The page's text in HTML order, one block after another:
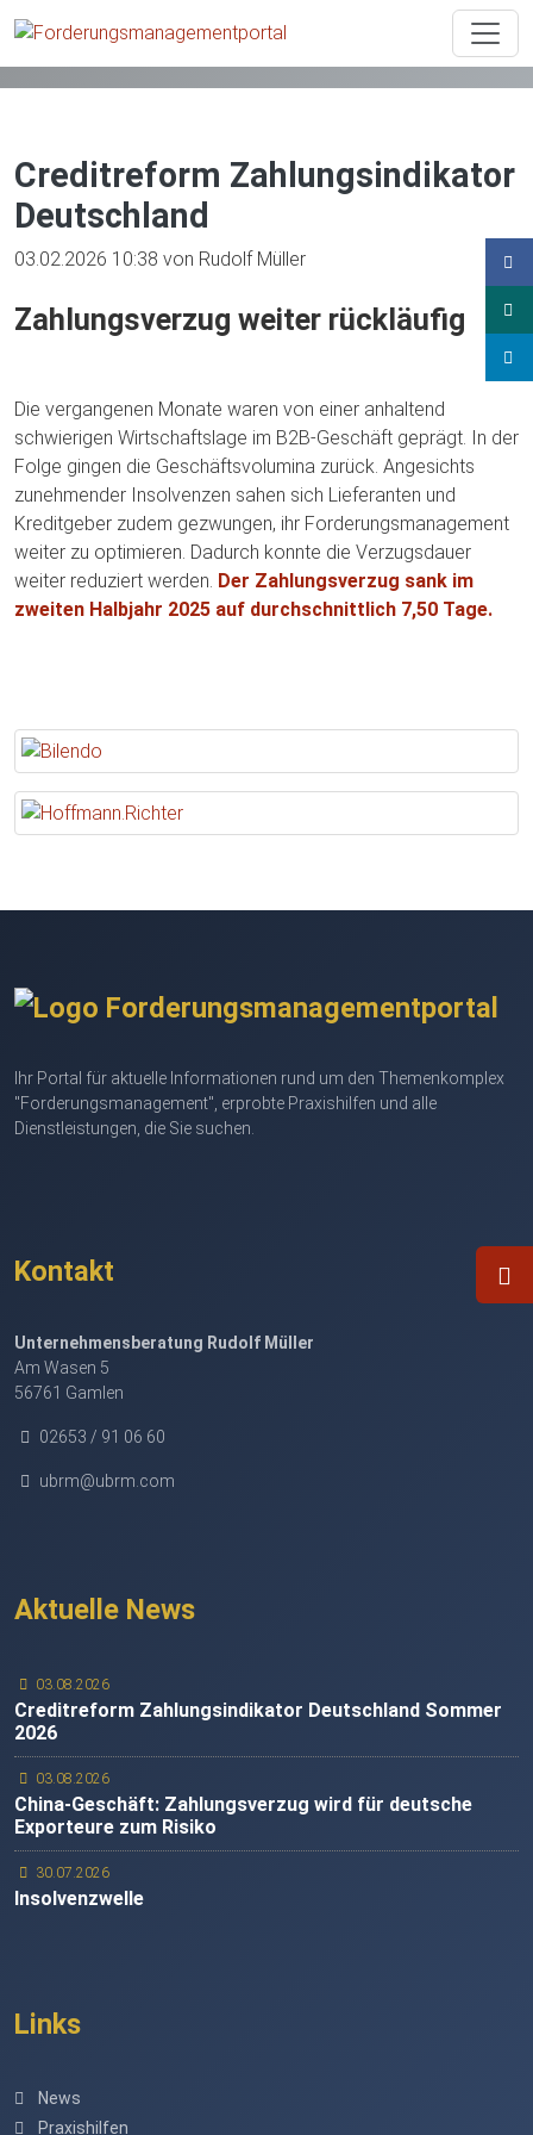
Creditreform Zahlungsindikator
Deutschland
03.02.2026 10:38 von Rudolf Müller
Zahlungsverzug weiter rückläufig
Die vergangenen Monate waren von einer anhaltend
schwierigen Wirtschaftslage im B2B-Geschäft geprägt. In der
Folge gingen die Geschäftsvolumina zurück. Angesichts
zunehmender Insolvenzen sahen sich Lieferanten und
Kreditgeber zudem gezwungen, ihr Forderungsmanagement
weiter zu optimieren. Dadurch konnte die Verzugsdauer
weiter reduziert werden. Der Zahlungsverzug sank im
zweiten Halbjahr 2025 auf durchschnittlich 7,50 Tage.
Ihr Portal für aktuelle Informationen rund um den Themenkomplex
"Forderungsmanagement", erprobte Praxishilfen und alle
Dienstleistungen, die Sie suchen.
Kontakt
Unternehmensberatung Rudolf Müller
Am Wasen 5
56761 Gamlen
02653 / 91 06 60
ubrm@ubrm.com
Aktuelle News
03.08.2026
Creditreform Zahlungsindikator Deutschland Sommer
2026
03.08.2026
China-Geschäft: Zahlungsverzug wird für deutsche
Exporteure zum Risiko
30.07.2026
Insolvenzwelle
Links
News
Praxishilfen